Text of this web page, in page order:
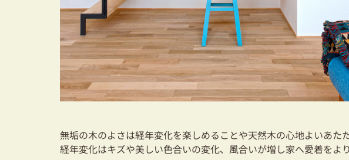
無垢の木のよさは経年変化を楽しめることや天然木の心地よいあた
経年変化はキズや美しい色合いの変化、風合いが増し家へ愛着をよ